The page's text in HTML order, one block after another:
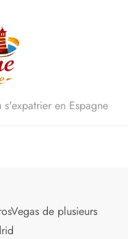
en Espagne
de plusieurs